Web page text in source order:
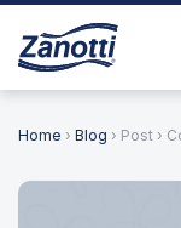
Home › Blog › Post ›